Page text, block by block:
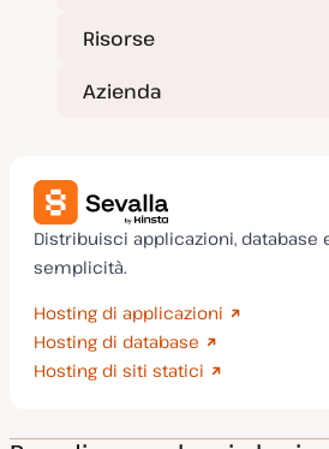
Risorse
Azienda
Distribuisci applicazioni, database
semplicità.
Hosting di applicazioni
Hosting di database
Hosting di siti statici